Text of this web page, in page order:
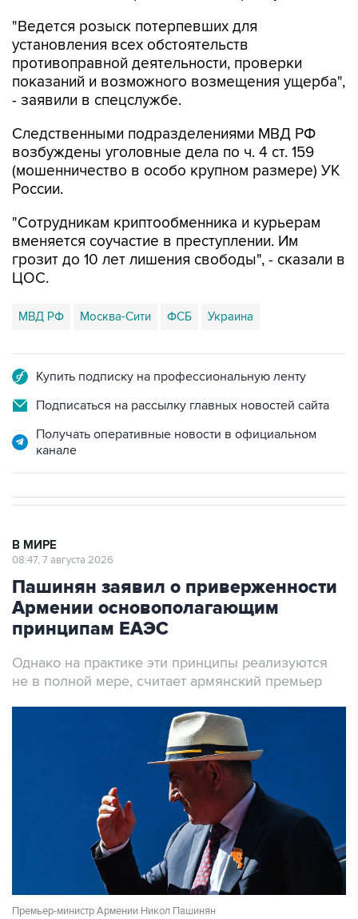
"Ведется розыск потерпевших для
установления всех обстоятельств
противоправной деятельности, проверки
показаний и возможного возмещения ущерба",
- заявили в спецслужбе.
Следственными подразделениями МВД РФ
возбуждены уголовные дела по ч. 4 ст. 159
(мошенничество в особо крупном размере) УК
России.
"Сотрудникам криптообменника и курьерам
вменяется соучастие в преступлении. Им
грозит до 10 лет лишения свободы", - сказали в
ЦОС.
МВД РФ Москва-Сити ФСБ Украина
Купить подписку на профессиональную ленту
Подписаться на рассылку главных новостей сайта
Получать оперативные новости в официальном
канале
В МИРЕ
08:47, 7 августа 2026
Пашинян заявил о приверженности
Армении основополагающим
принципам ЕАЭС
Однако на практике эти принципы реализуются
не в полной мере, считает армянский премьер
Премьер-министр Армении Никол Пашинян